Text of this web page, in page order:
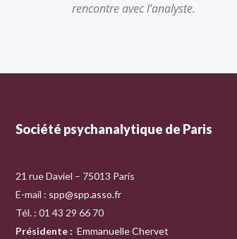
rencontre avec l’analyste.
Société psychanalytique de Paris
21 rue Daviel – 75013 Paris
E-mail : spp@spp.asso.fr
Tél. : 01 43 29 66 70
Présidente : Emmanuelle Chervet